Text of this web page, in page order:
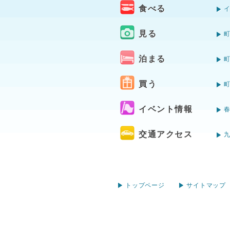
食べる
見る
泊まる
買う
イベント情報
交通アクセス
トップページ サイトマップ